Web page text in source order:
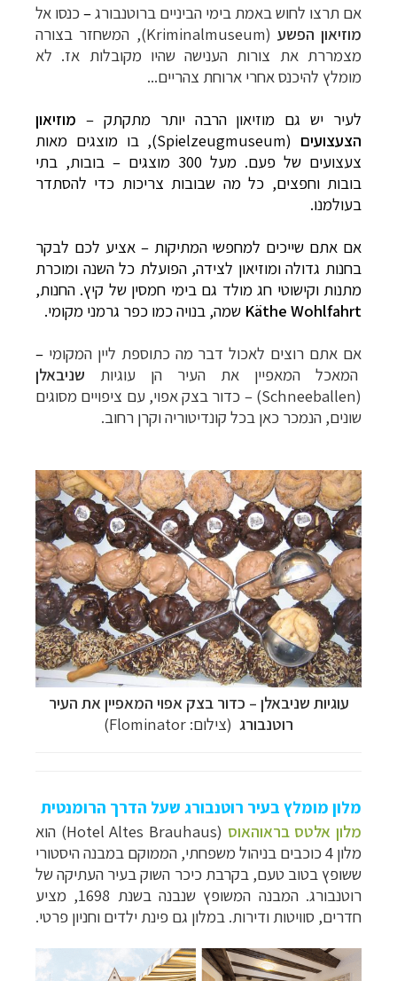
אם תרצו לחוש באמת בימי הביניים ברוטנבורג –כנסו אל
מוזיאון הפשע (
Kriminalmuseum), המשחזר בצורה
מצמררת את צורות הענישה שהיו מקובלות אז. לא
מומלץ להיכנס אחרי ארוחת צהריים...
לעיר יש גם מוזיאון הרבה יותר מתקתק – מוזיאון
הצעצועים (
Spielzeugmuseum), בו מוצגים מאות
צעצועים של פעם. מעל 300 מוצגים – בובות, בתי
בובות וחפצים, כל מה שבובות צריכות כדי להסתדר
בעולמנו.
אם אתם שייכים למחפשי המתיקות – אציע לכם לבקר
בחנות גדולה ומוזיאון לצידה, הפועלת כל השנה ומוכרת
מתנות וקישוטי חג מולד גם בימי חמסין של קיץ. החנות,
Käthe Wohlfahrt שמה, בנויה כמו כפר גרמני מקומי.
אם אתם רוצים לאכול דבר מה כתוספת ליין המקומי –
המאכל המאפיין את העיר הן עוגיות שניבאלן
(Schneeballen) –
כדור בצק אפוי, עם ציפויים מסוגים
שונים, הנמכר כאן בכל קונדיטוריה וקרן רחוב.
עוגיות שניבאלן – כדור בצק אפוי המאפיין את העיר
רוטנבורג (צילום: Flominator)
מלון מומלץ בעיר רוטנבורג שעל הדרך הרומנטית
מלון אלטס בראוהאוס (
Hotel Altes Brauhaus) הוא
מלון 4 כוכבים בניהול משפחתי, הממוקם במבנה היסטורי
ששופץ בטוב טעם, בקרבת כיכר השוק בעיר העתיקה של
רוטנבורג. המבנה המשופץ שנבנה בשנת 1698, מציע
חדרים, סוויטות ודירות. במלון גם פינת ילדים וחניון פרטי.
תכנוןטיולים למדינות אירופהלחצו לרשימת היעדים »